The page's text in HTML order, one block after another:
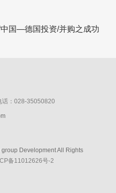
国—德国投资/并购之成功
话：028-35050820
Development All Rights
备11012626号-2